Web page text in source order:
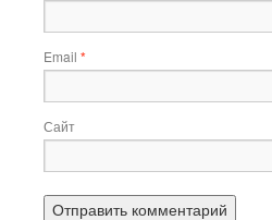
Email *
Сайт